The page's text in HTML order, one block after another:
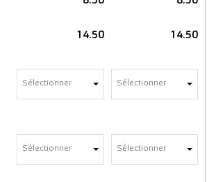
14.50 14.50
Sélectionner Sélectionner
Sélectionner Sélectionner